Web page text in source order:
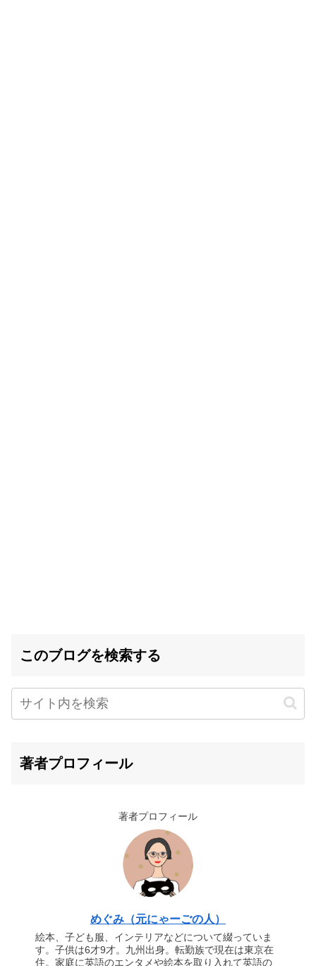
このブログを検索する
著者プロフィール
著者プロフィール
めぐみ（元にゃーごの人）
絵本、子ども服、インテリアなどについて綴っていま
す。子供は6才9才。九州出身。転勤族で現在は東京在
住。家庭に英語のエンタメや絵本を取り入れて英語の